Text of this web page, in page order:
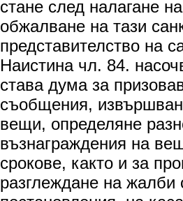
стане след налагане
обжалване на тази
представителство на
Наистина чл. 84.
става дума за
съобщения,
вещи, определяне
възнаграждения на
срокове, както и за
разглеждане на жалби